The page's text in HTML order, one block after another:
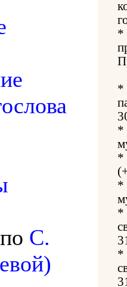
С.
*
*
*
*
*
*
*